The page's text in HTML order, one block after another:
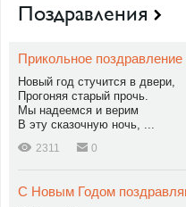
Поздравления
Прикольное
Новый год стучится в двери,
Прогоняя старый прочь.
Мы надеемся и верим
В эту сказочную ночь, ...
2311 0
С Новым Годом